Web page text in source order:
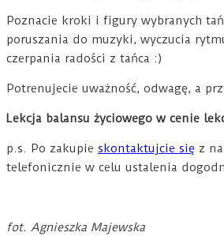
Poznacie kroki i figury wybranych
poruszania do muzyki, wyczucia
czerpania radości z tańca :)
Potrenujecie uważność, odwagę, a
Lekcja balansu życiowego w cenie
p.s. Po zakupie skontaktujcie się z
telefonicznie w celu ustalenia
fot. Agnieszka Majewska